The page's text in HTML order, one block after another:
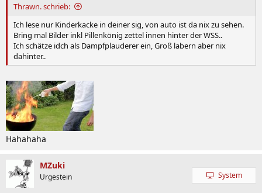
Thrawn. schrieb:
Ich lese nur Kinderkacke in deiner sig, von auto ist da nix zu sehen.
Bring mal Bilder inkl Pillenkönig zettel innen hinter der WSS..
Ich schätze idch als Dampfplauderer ein, Groß labern aber nix
dahinter..
Hahahaha
MZuki
Urgestein System